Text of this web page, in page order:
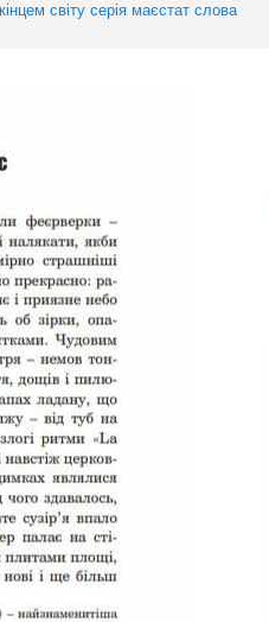
світу серія маєстат слова